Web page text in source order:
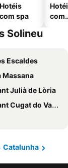
Hotéis
com spa
com
Solineu
Escaldes
Massana
Julià de Lòria
Cugat do Vallés
Catalunha